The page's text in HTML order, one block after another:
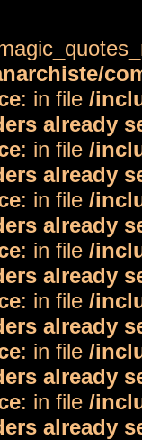
: in file /
already
: in file /
already
: in file /
already
: in file /
already
: in file /
already
: in file /
already
: in file /
already